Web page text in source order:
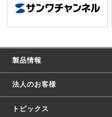
製品情報
法人のお客様
トピックス